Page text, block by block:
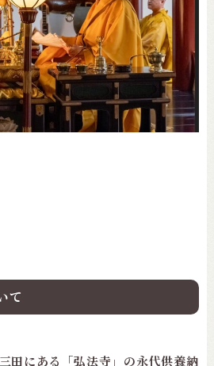
て
田にある「弘法寺」の永代供養納